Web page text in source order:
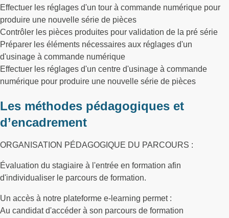
Effectuer les réglages d'un tour à commande numérique pour
produire une nouvelle série de pièces
Contrôler les pièces produites pour validation de la pré série
Préparer les éléments nécessaires aux réglages d'un
d'usinage à commande numérique
Effectuer les réglages d'un centre d'usinage à commande
numérique pour produire une nouvelle série de pièces
Les méthodes pédagogiques et
d’encadrement
ORGANISATION PÉDAGOGIQUE DU PARCOURS :
Évaluation du stagiaire à l'entrée en formation afin
d'individualiser le parcours de formation.
Un accès à notre plateforme e-learning permet :
Au candidat d'accéder à son parcours de formation